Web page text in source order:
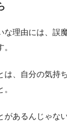
な理由には、誤
は、自分の気持
があるんじゃな